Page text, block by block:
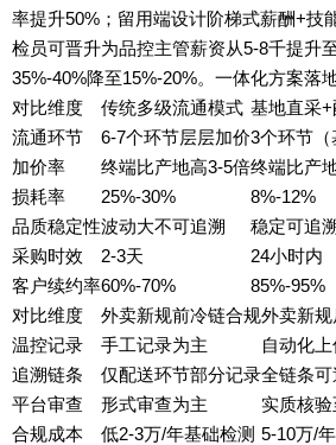
率提升50%；留用端设计阶梯式薪酬+技
检员可晋升为品控主管薪资从5-8千提升
35%-40%降至15%-20%。一体化方案落
对比维度
传统多级流通模式 基地直采
流通环节
6-7个环节层层加价3个环节（
加价率
终端比产地高3-5倍终端比产
损耗率
25%-30%
8%-12%
品质稳定性波动大不可追溯
稳定可追
采购时效
2-3天
24小时内
客户续约率60%-70%
85%-95%
对比维度
外卖新规前冷链合规外卖新
温控记录
手工记录为主
自动化
追溯链条
仅配送环节部分记录全链条
平台审查
形式审查为主
实质核
合规成本
低2-3万/年基础检测 5-10万/